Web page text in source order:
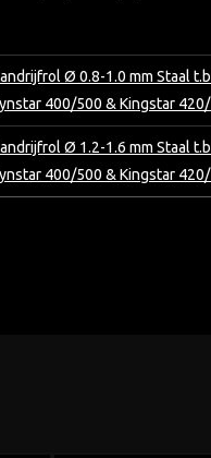
een efficiënte en consistente
prestaties.
Ø 0.8-1.0 mm Staal
400/500 & Kingstar
Ø 1.2-1.6 mm Staal
400/500 & Kingstar